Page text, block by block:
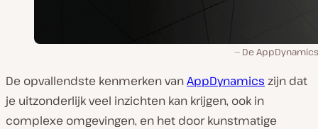
De AppDynamics
De opvallendste kenmerken vanAppDynamics zijn dat
je uitzonderlijk veel inzichten kan krijgen, ook in
complexe omgevingen, en het door kunstmatige